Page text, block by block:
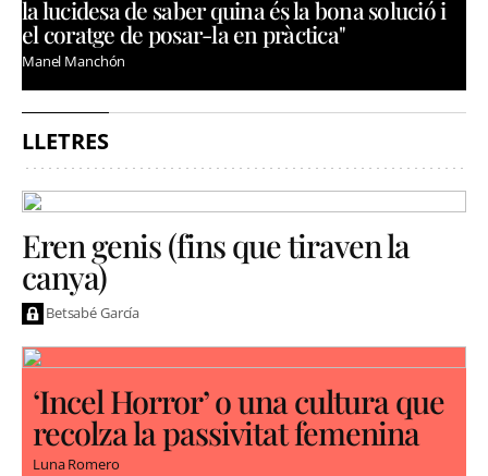
la lucidesa de saber quina és la bona solució i
el coratge de posar-la en pràctica"
Manel Manchón
LLETRES
Eren genis (fins que tiraven la
canya)
Betsabé García
‘Incel Horror’ o una cultura que
recolza la passivitat femenina
Luna Romero